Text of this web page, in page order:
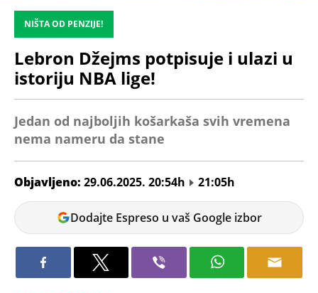
NIŠTA OD PENZIJE!
Lebron Džejms potpisuje i ulazi u
istoriju NBA lige!
Jedan od najboljih košarkaša svih vremena
nema nameru da stane
Objavljeno: 29.06.2025. 20:54h
21:05h
Veljko
Petrovic
Dodajte Espreso u vaš Google izbor